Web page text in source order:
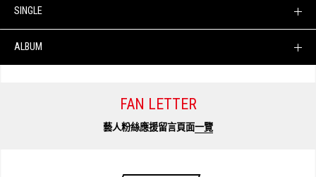
SINGLE
ALBUM
FAN LETTER
藝人粉絲應援留言頁面一覽